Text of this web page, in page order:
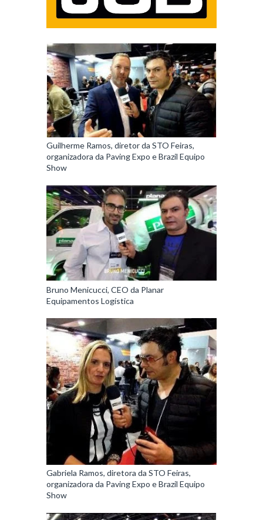
Guilherme Ramos, diretor da STO Feiras,
organizadora da Paving Expo e Brazil Equipo
Show
Bruno Menicucci, CEO da Planar
Equipamentos Logística
Gabriela Ramos, diretora da STO Feiras,
organizadora da Paving Expo e Brazil Equipo
Show